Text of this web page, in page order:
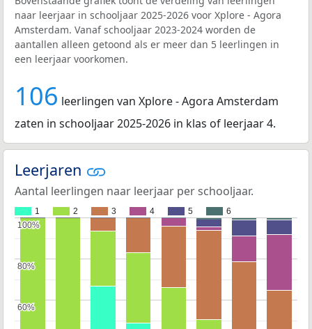
naar leerjaar in schooljaar 2025-2026 voor Xplore - Agora
Amsterdam. Vanaf schooljaar 2023-2024 worden de
aantallen alleen getoond als er meer dan 5 leerlingen in
een leerjaar voorkomen.
106 leerlingen van Xplore - Agora Amsterdam
zaten in schooljaar 2025-2026 in klas of leerjaar 4.
Leerjaren
Aantal leerlingen naar leerjaar per schooljaar.
1 2 3 4 5 6
60%
60%
80%
80%
100%
100%